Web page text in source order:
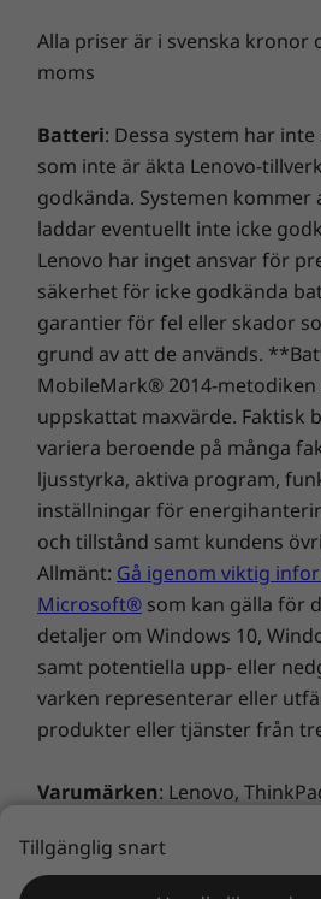
arbeta bekvämt längre tid i
Visualisera arbetet bättre på
Full HD-upplösning och 100
färgspektrum som ger
upp till 300 cd/m² (nit)
att du kan se skärmen också
Med pekskärmen kan du
interagera intuitivt med din
Utnyttja fler av dygnets
När det handlar om
tidsbesparing vara
Samtalskontrollknappar (F9–F11)
Nätaggregat
USB-C 65 W (förberedd för
Dockning som stöds
Dockningsstationer säljs separat
Specifikationerna kan variera beroende på
Alla priser är i svenska kronor
moms
Batteri: Dessa system har
som inte är äkta Lenovo-
godkända. Systemen
laddar eventuellt inte icke
Lenovo har inget ansvar för
säkerhet för icke godkända
garantier för fel eller skador
grund av att de används.
MobileMark® 2014-
uppskattat maxvärde. Faktisk
variera beroende på många
ljusstyrka, aktiva program,
inställningar för
och tillstånd samt kundens
Allmänt: Gå igenom viktig
Microsoft® som kan gälla för
detaljer om Windows 10,
samt potentiella upp- eller
varken representerar eller
produkter eller tjänster från
Varumärken: Lenovo,
varumärken som tillhör
Windows, Windows NT och
Tillgänglig snart